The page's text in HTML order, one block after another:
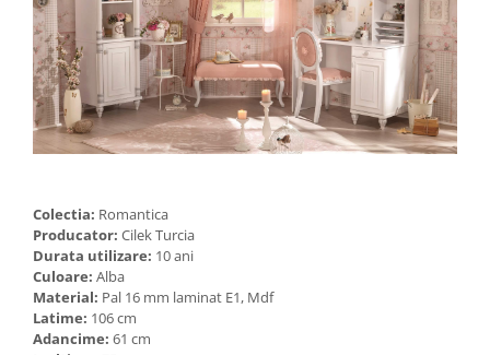
Colectia: Romantica
Producator: Cilek Turcia
Durata utilizare: 10 ani
Culoare: Alba
Material: Pal 16 mm laminat E1, Mdf
Latime: 106 cm
Adancime: 61 cm